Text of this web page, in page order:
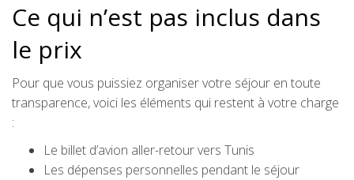
Ce qui n’est pas inclus dans
le prix
Pour que vous puissiez organiser votre séjour en toute
transparence, voici les éléments qui restent à votre charge
:
Le billet d’avion aller-retour vers Tunis
Les dépenses personnelles pendant le séjour